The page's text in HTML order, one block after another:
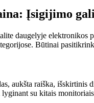
Įsigijimo
daugelyje elektronikos
Būtinai
aukšta raiška, išskirtinis
lyginant su kitais